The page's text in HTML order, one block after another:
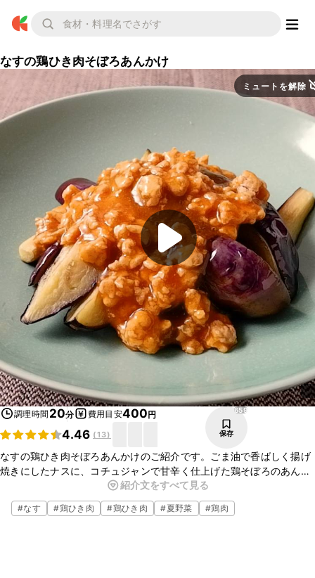
なすの鶏ひき肉そぼろあんかけ
ミュートを解除
調理時間 20分 費用目安400円
4.46 (13)
659
保存
なすの鶏ひき肉そぼろあんかけのご紹介です。ごま油で香ばしく揚げ
焼きにしたナスに、コチュジャンで甘辛く仕上げた鶏そぼろのあんか
けを合わせました。とてもおいしいので、ぜひお試しくださいね。
紹介文をすべて見る
#なす #鶏ひき肉 #鶏ひき肉 #夏野菜 #鶏肉